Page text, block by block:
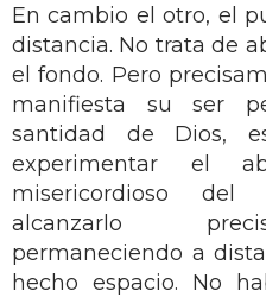
En cambio el otro, el
distancia. No trata de
el fondo. Pero
manifiesta su ser
santidad de Dios,
experimentar el
misericordioso
alcanzarlo
permaneciendo a
hecho espacio. No